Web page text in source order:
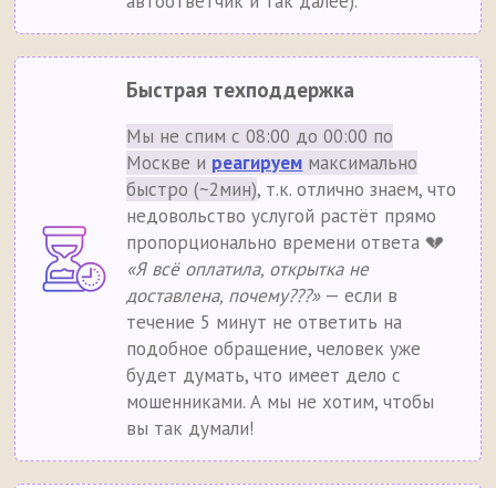
Быстрая техподдержка
Мы не спим с 08:00 до 00:00 по
Москве и реагируем максимально
быстро (~2мин), т.к. отлично знаем, что
недовольство услугой растёт прямо
пропорционально времени ответа 💔
«Я всё оплатила, открытка не
доставлена, почему???»— если в
течение 5 минут не ответить на
подобное обращение, человек уже
будет думать, что имеет дело с
мошенниками. А мы не хотим, чтобы
вы так думали!